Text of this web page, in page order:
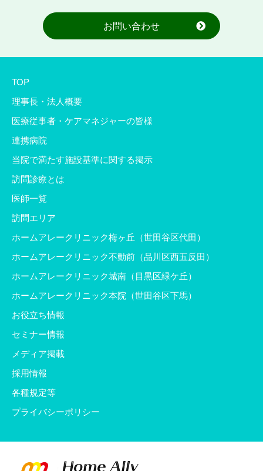
お問い合わせ
TOP
理事長・法人概要
医療従事者・ケアマネジャーの皆様
連携病院
当院で満たす施設基準に関する掲示
訪問診療とは
医師一覧
訪問エリア
ホームアレークリニック梅ヶ丘（世田谷区代田）
ホームアレークリニック不動前（品川区西五反田）
ホームアレークリニック城南（目黒区緑ケ丘）
ホームアレークリニック本院（世田谷区下馬）
お役立ち情報
セミナー情報
メディア掲載
採用情報
各種規定等
プライバシーポリシー